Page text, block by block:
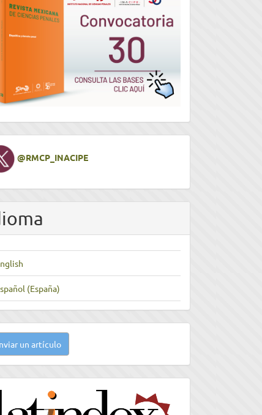
@RMCP_INACIPE
(España)
un artículo